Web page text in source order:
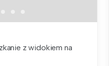
z widokiem na